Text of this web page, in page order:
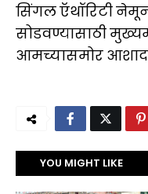
सिंगल ऍथॉरिटी
सोडवण्यासाठी
आमच्यासमोर
YOU MIGHT LIKE